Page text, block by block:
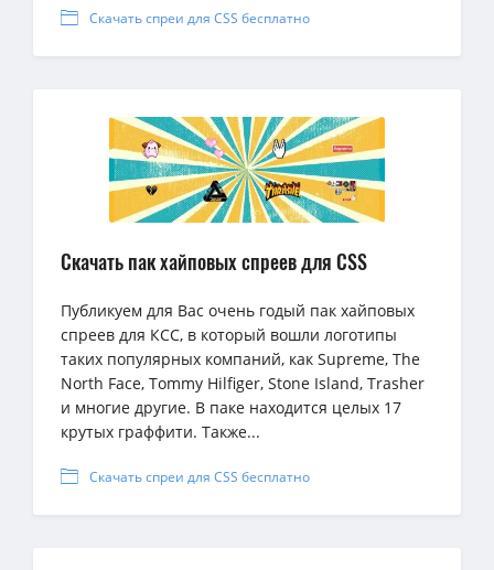
Скачать спреи для CSS бесплатно
Скачать пак хайповых спреев для CSS
Публикуем для Вас очень годый пак хайповых
спреев для КСС, в который вошли логотипы
таких популярных компаний, как Supreme, The
North Face, Tommy Hilfiger, Stone Island, Trasher
и многие другие. В паке находится целых 17
крутых граффити. Также...
Скачать спреи для CSS бесплатно